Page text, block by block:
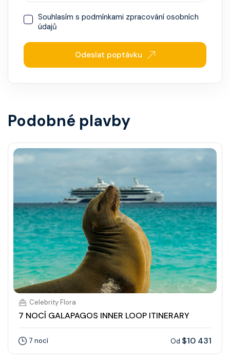
Souhlasím s podmínkami zpracování osobních
údajů
Odeslat poptávku
Podobné plavby
Celebrity Flora
7 NOCÍ GALAPAGOS INNER LOOP ITINERARY
7 nocí Od $10 431